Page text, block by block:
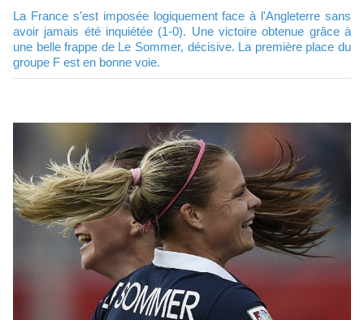
La France s'est imposée logiquement face à l'Angleterre sans
avoir jamais été inquiétée (1-0). Une victoire obtenue grâce à
une belle frappe de Le Sommer, décisive. La première place du
groupe F est en bonne voie.